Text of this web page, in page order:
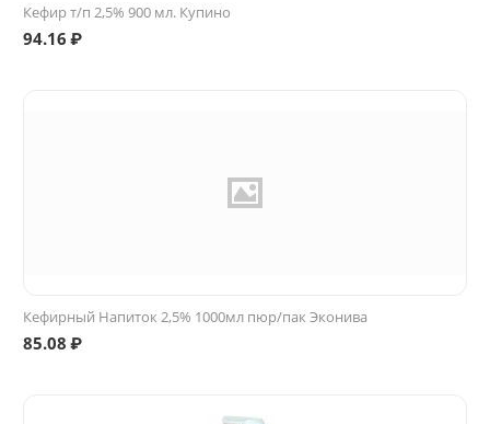
Кефир т/п 2,5% 900 мл. Купино
94.16 ₽
Кефирный Напиток 2,5% 1000мл пюр/пак Эконива
85.08 ₽